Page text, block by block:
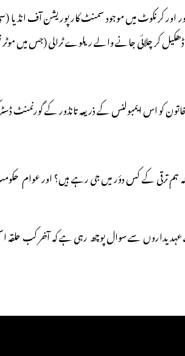
اور کرنکوٹ میں موجود سمنٹ کارپوریشن آف
چلائی جانے والے ریلوے ٹرالی (جس میں موٹر نصب
اس ایمبولنس کے ذریعہ تانڈور کے گورنمنٹ
کے کس دؤر میں جی رہے ہیں؟ اور عوام
عہدیداروں سے سوال پوچھ رہی ہے کہ آخر کب حلقہ